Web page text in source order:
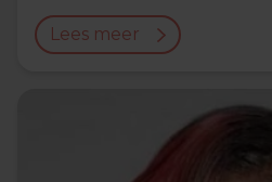
Lees meer